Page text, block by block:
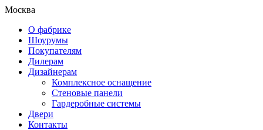
Москва
О фабрике
Шоурумы
Покупателям
Дилерам
Дизайнерам
Комплексное оснащение
Стеновые панели
Гардеробные системы
Двери
Контакты